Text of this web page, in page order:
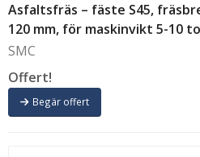
Asfaltsfräs – fäste S45,
120 mm, för maskinvikt 5-10
SMC
Offert!
Begär offert